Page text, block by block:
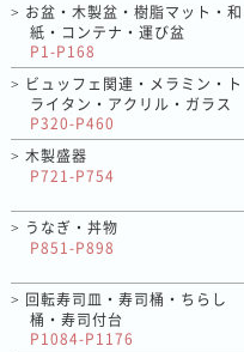
> お盆・木製盆・樹脂マット・和
紙・コンテナ・運び盆
P1-P168
> ビュッフェ関連・メラミン・ト
ライタン・アクリル・ガラス
P320-P460
> 木製盛器
P721-P754
> うなぎ・丼物
P851-P898
> 回転寿司皿・寿司桶・ちらし
桶・寿司付台
P1084-P1176